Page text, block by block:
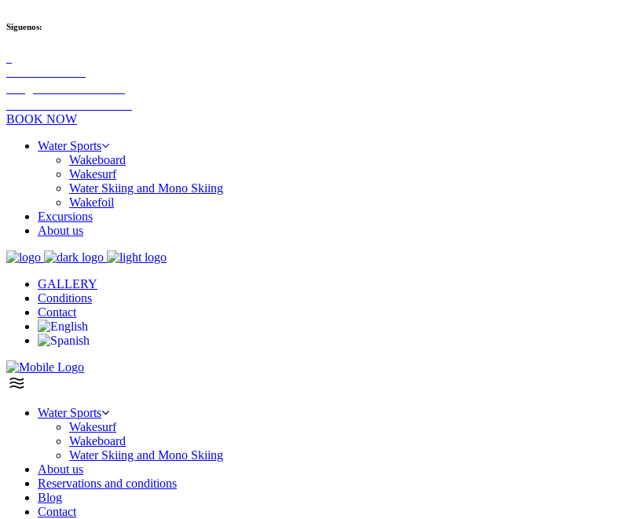
Síguenos:
BOOK NOW
Water Sports
Wakeboard
Wakesurf
Water Skiing and Mono Skiing
Wakefoil
Excursions
About us
GALLERY
Conditions
Contact
Water Sports
Wakesurf
Wakeboard
Water Skiing and Mono Skiing
About us
Reservations and conditions
Blog
Contact